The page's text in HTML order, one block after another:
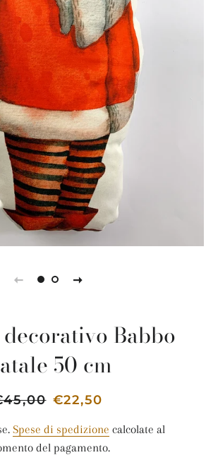
Babbo
50 cm
Prezzo
€22,50
Spese di spedizione calcolate al
del pagamento.